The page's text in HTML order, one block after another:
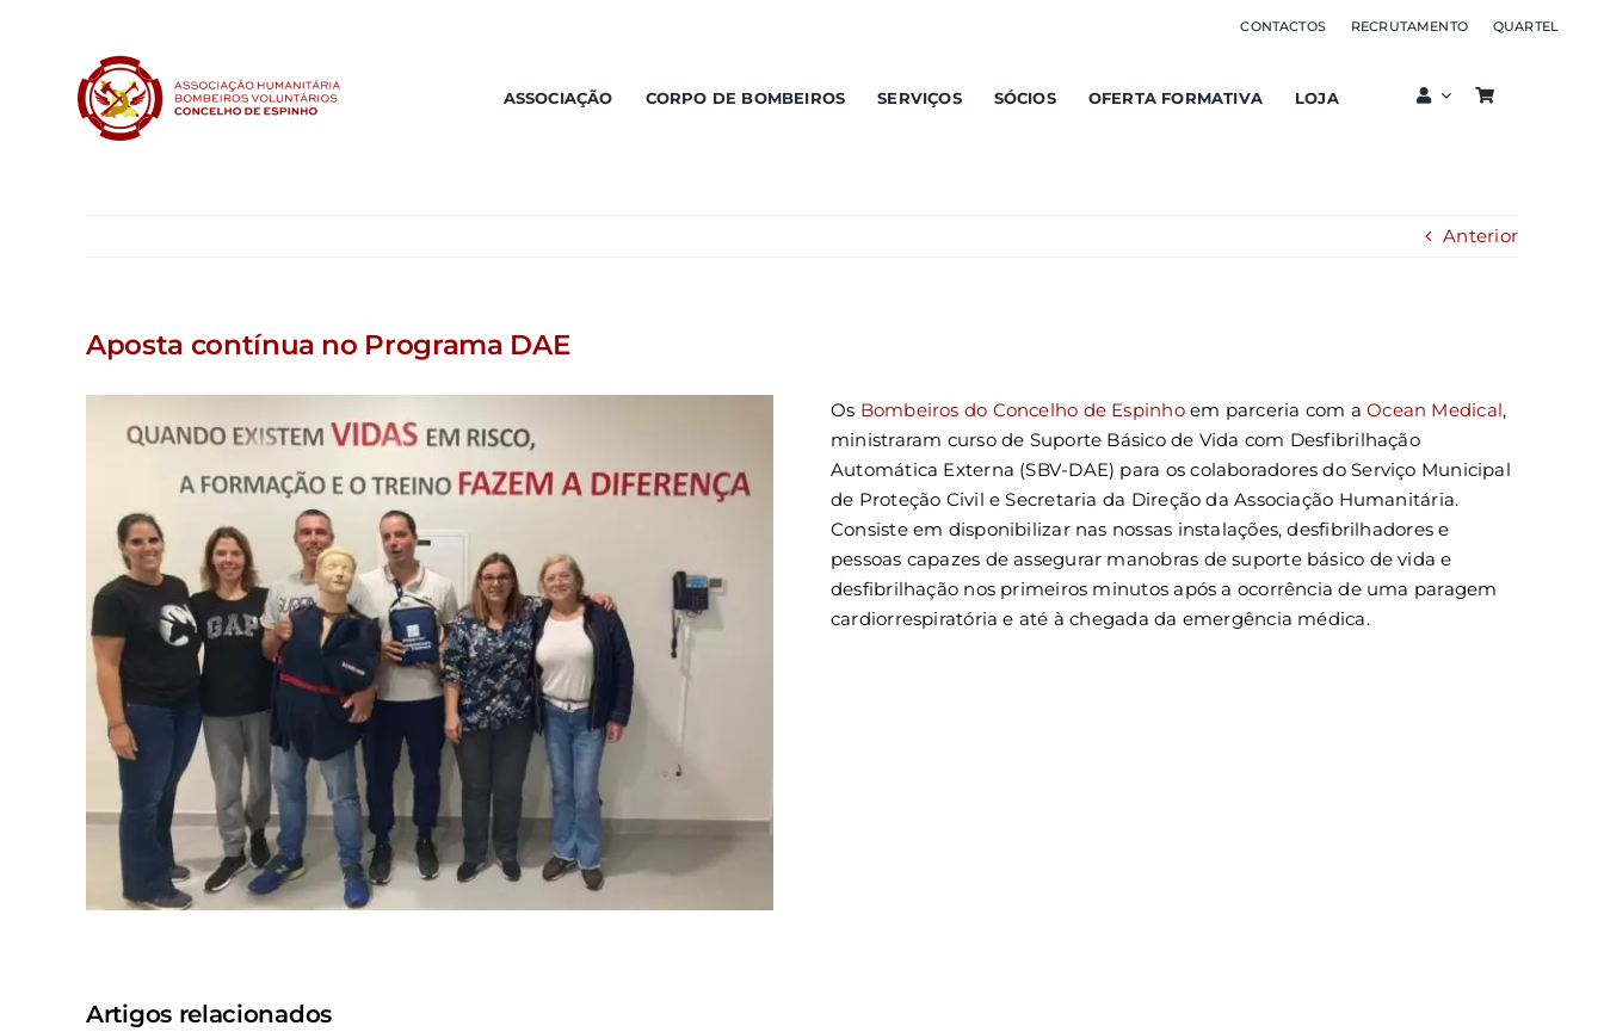
CONTACTOS RECRUTAMENTO QUARTEL
ASSOCIAÇÃO CORPO DE BOMBEIROS SERVIÇOS SÓCIOS OFERTA FORMATIVA LOJA
Anterior
Aposta contínua no Programa DAE
Os Bombeiros do Concelho de Espinhoem parceria com aOcean Medical,
ministraram curso de Suporte Básico de Vida com Desfibrilhação
Automática Externa (SBV-DAE) para os colaboradores do Serviço Municipal
de Proteção Civil e Secretaria da Direção da Associação Humanitária.
Consiste em disponibilizar nas nossas instalações, desfibrilhadores e
pessoas capazes de assegurar manobras de suporte básico de vida e
desfibrilhação nos primeiros minutos após a ocorrência de uma paragem
cardiorrespiratória e até à chegada da emergência médica.
Artigos relacionados